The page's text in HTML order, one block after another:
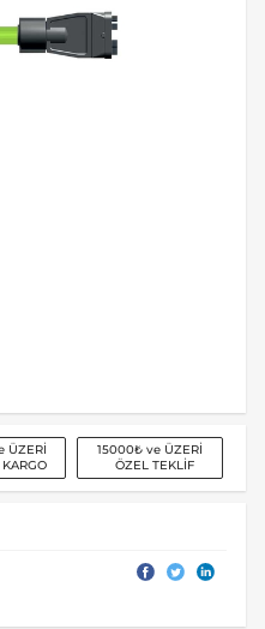
ÜZERİ
15000₺ ve ÜZERİ
ÖZEL TEKLİF